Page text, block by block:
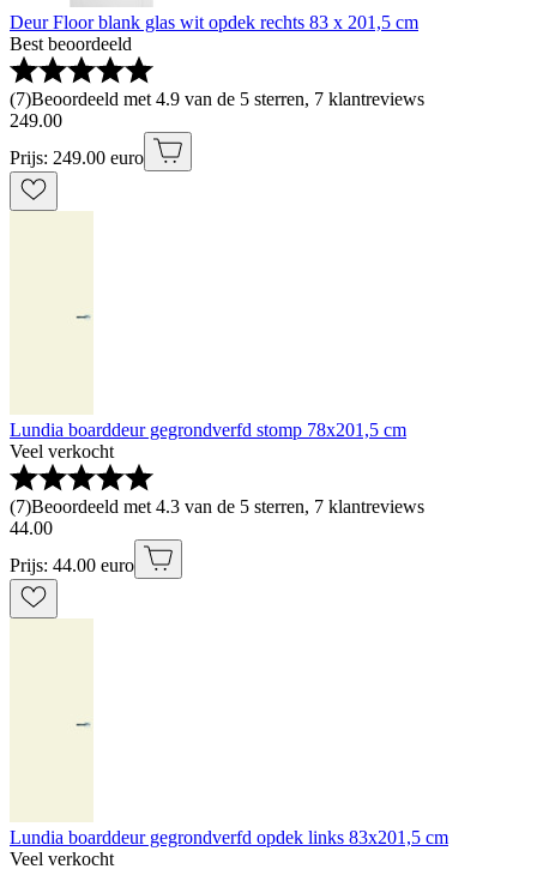
Deur Floor blank glas wit opdek rechts 83 x 201,5 cm
Best beoordeeld
(7)Beoordeeld met 4.9 van de 5 sterren, 7 klantreviews
249.00
Prijs: 249.00 euro
Lundia boarddeur gegrondverfd stomp 78x201,5 cm
Veel verkocht
(7)Beoordeeld met 4.3 van de 5 sterren, 7 klantreviews
44.00
Prijs: 44.00 euro
Lundia boarddeur gegrondverfd opdek links 83x201,5 cm
Veel verkocht